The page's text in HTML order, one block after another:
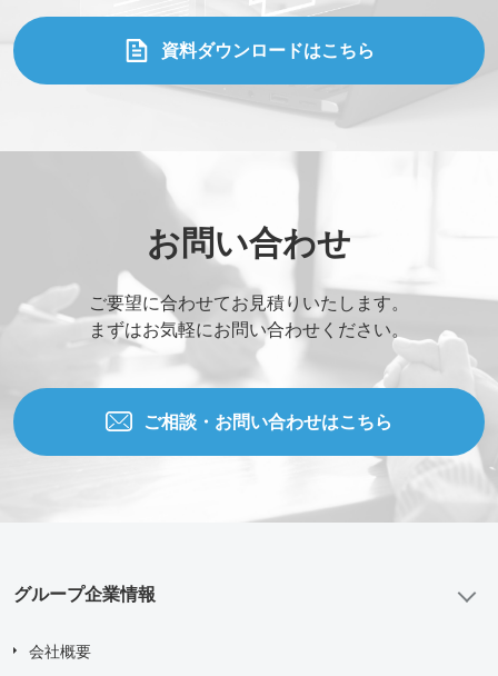
資料ダウンロードはこちら
お問い合わせ
ご要望に合わせてお見積りいたします。
まずはお気軽にお問い合わせください。
ご相談・お問い合わせはこちら
グループ企業情報
会社概要